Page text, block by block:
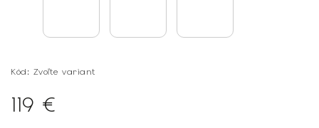
Kód: Zvoľte variant
119 €